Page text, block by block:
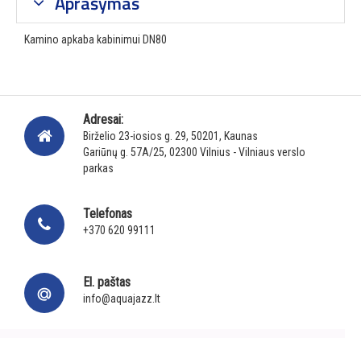
Kamino apkaba kabinimui DN80
Adresai:
Birželio 23-iosios g. 29, 50201, Kaunas
Gariūnų g. 57A/25, 02300 Vilnius - Vilniaus verslo
parkas
Telefonas
+370 620 99111
El. paštas
info@aquajazz.lt